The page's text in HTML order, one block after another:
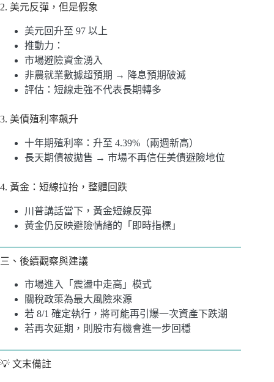
2. 美元反彈，但是假象
美元回升至 97 以上
推動力：
市場避險資金湧入
非農就業數據超預期 → 降息預期破滅
評估：短線走強不代表長期轉多
3. 美債殖利率飆升
十年期殖利率：升至 4.39%（兩週新高）
長天期債被拋售 → 市場不再信任美債避險地位
4. 黃金：短線拉抬，整體回跌
川普講話當下，黃金短線反彈
黃金仍反映避險情緒的「即時指標」
三、後續觀察與建議
市場進入「震盪中走高」模式
關稅政策為最大風險來源
若 8/1 確定執行，將可能再引爆一次資產下跌潮
若再次延期，則股市有機會進一步回穩
💡 文末備註